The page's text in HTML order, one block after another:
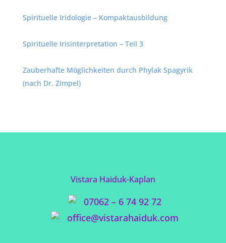
Spirituelle Iridologie – Kompaktausbildung
Spirituelle Irisinterpretation – Teil 3
Zauberhafte Möglichkeiten durch Phylak Spagyrik
(nach Dr. Zimpel)
Vistara Haiduk-Kaplan
07062 – 6 74 92 72
office@vistarahaiduk.com